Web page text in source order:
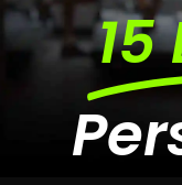
15